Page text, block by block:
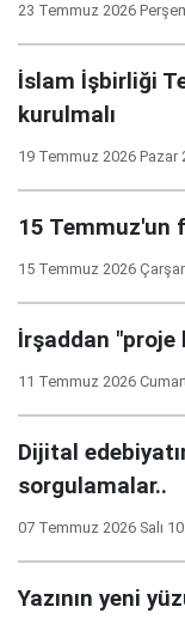
23 Temmuz 2026
İslam İşbirliği
kurulmalı
19 Temmuz 2026 Pazar
15 Temmuz'un
15 Temmuz 2026
İrşaddan "proje
11 Temmuz 2026
Dijital
sorgulamalar..
07 Temmuz 2026 Salı
Yazının yeni